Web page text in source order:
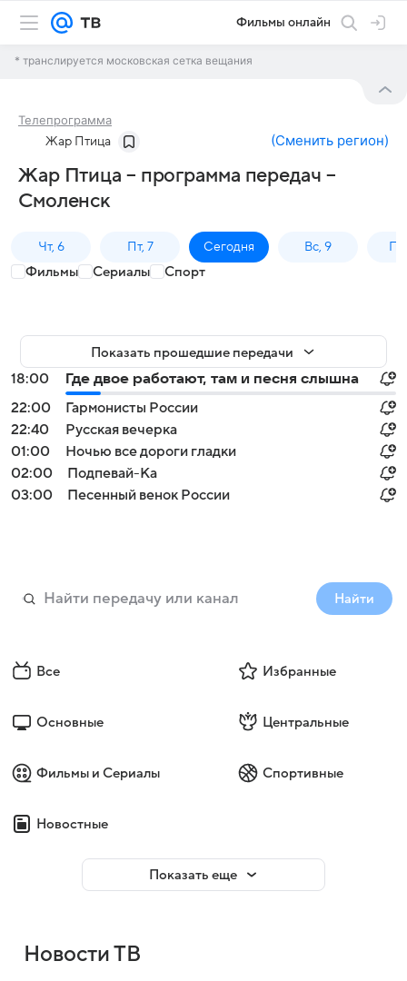
Фильмы онлайн
* транслируется московская сетка вещания
Телепрограмма
Жар Птица (Сменить регион)
Жар Птица – программа передач –
Смоленск
Чт, 6 Пт, 7 Сегодня Вс, 9
Фильмы Сериалы Спорт
Показать прошедшие передачи
18:00
Где двое работают, там и песня слышна
22:00
Гармонисты России
22:40
Русская вечерка
01:00
Ночью все дороги гладки
02:00
Подпевай-Ка
03:00
Песенный венок России
Найти
Все Избранные
Основные Центральные
Фильмы и Сериалы Спортивные
Новостные
Показать еще
Новости ТВ